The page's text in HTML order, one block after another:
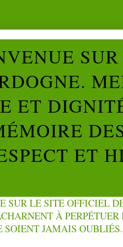
ET
ET